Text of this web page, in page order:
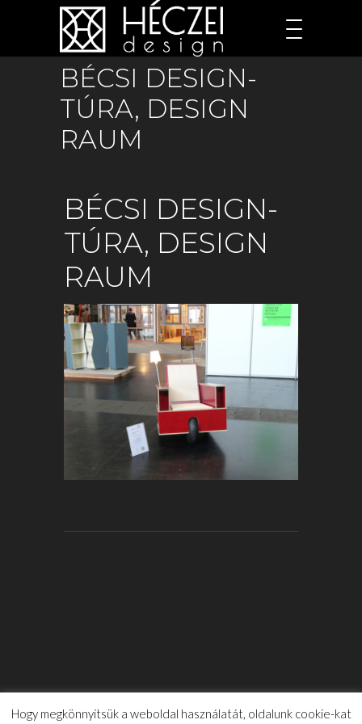
BÉCSI DESIGN-
TÚRA, DESIGN
RAUM
BÉCSI DESIGN-
TÚRA, DESIGN
RAUM
Hogy megkönnyítsük a weboldal használatát, oldalunk cookie-kat